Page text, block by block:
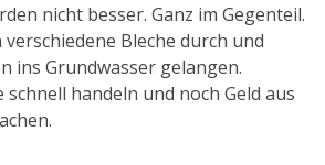
nicht besser. Ganz im Gegenteil.
Bleche durch und
ins Grundwasser gelangen.
schnell handeln und noch Geld aus